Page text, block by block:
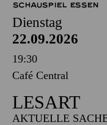
SCHAUSPIEL ESSEN
Dienstag
22.09.2026
19:30
Café Central
LESART
AKTUELLE